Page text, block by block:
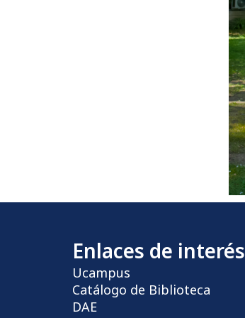
Enlaces de interés
Ucampus
Catálogo de Biblioteca
DAE